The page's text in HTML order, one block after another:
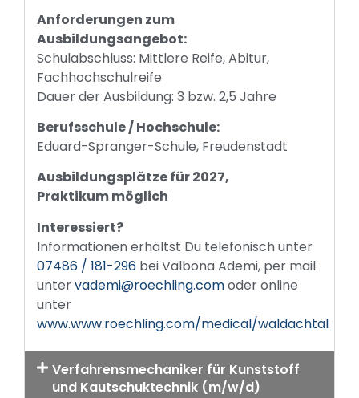
Anforderungen zum
Ausbildungsangebot:
Schulabschluss: Mittlere Reife, Abitur,
Fachhochschulreife
Dauer der Ausbildung: 3 bzw. 2,5 Jahre
Berufsschule / Hochschule:
Eduard-Spranger-Schule, Freudenstadt
Ausbildungsplätze für 2027,
Praktikum möglich
Interessiert?
Informationen erhältst Du telefonisch unter
07486 / 181-296 bei Valbona Ademi, per mail
untervademi@roechling.comoder online
unter
www.www.roechling.com/medical/waldachtal
Verfahrensmechaniker für Kunststoff
und Kautschuktechnik (m/w/d)